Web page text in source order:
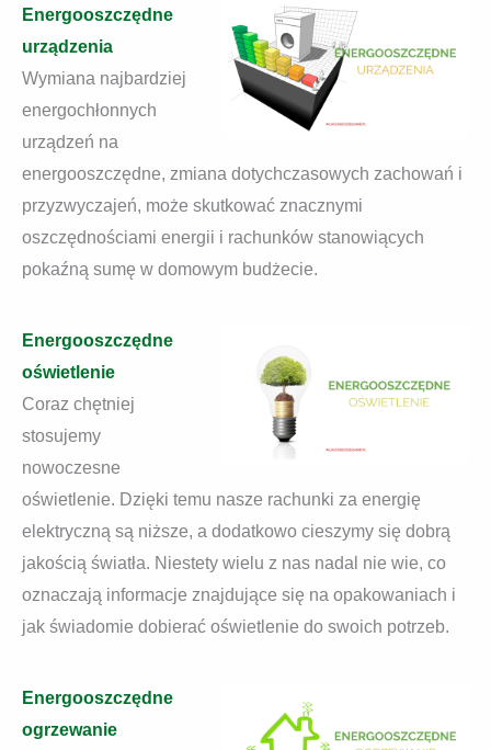
Energooszczędne
urządzenia
Wymiana najbardziej
energochłonnych
urządzeń na
energooszczędne, zmiana dotychczasowych zachowań i
przyzwyczajeń, może skutkować znacznymi
oszczędnościami energii i rachunków stanowiących
pokaźną sumę w domowym budżecie.
Energooszczędne
oświetlenie
Coraz chętniej
stosujemy
nowoczesne
oświetlenie. Dzięki temu nasze rachunki za energię
elektryczną są niższe, a dodatkowo cieszymy się dobrą
jakością światła. Niestety wielu z nas nadal nie wie, co
oznaczają informacje znajdujące się na opakowaniach i
jak świadomie dobierać oświetlenie do swoich potrzeb.
Energooszczędne
ogrzewanie